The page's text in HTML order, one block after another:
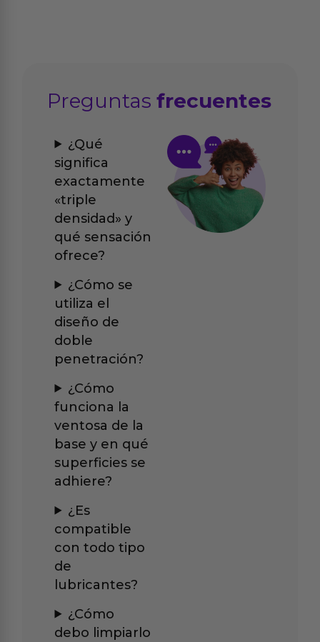
Preguntasfrecuentes
¿Qué
significa
exactamente
«triple
densidad» y
qué sensación
ofrece?
¿Cómo se
utiliza el
diseño de
doble
penetración?
¿Cómo
funciona la
ventosa de la
base y en qué
superficies se
adhiere?
¿Es
compatible
con todo tipo
de
lubricantes?
¿Cómo
debo limpiarlo